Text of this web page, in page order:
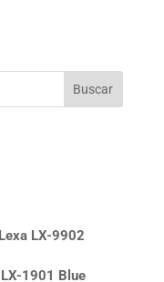
Buscar
LX-9902
1901 Blue